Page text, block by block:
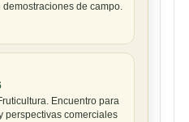
de campo.
Encuentro para
perspectivas comerciales